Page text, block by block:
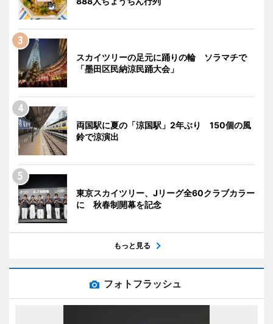
スカイツリーの足元に踊りの輪 ソラマチで
「墨田区民納涼民踊大会」
両国駅に夏の「涼国駅」2年ぶり 150個の風
鈴で涼演出
東京スカイツリー、Jリーグ全60クラブカラー
に 秋春制開幕を記念
もっと見る
フォトフラッシュ